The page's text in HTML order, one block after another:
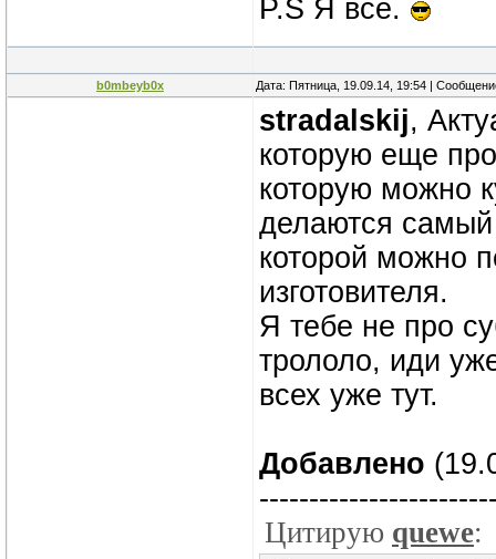
P.S Я все.
b0mbeyb0x Дата: Пятница, 19.09.14, 19:54 |
stradalskij,
которую еще
которую можно
делаются
которой можно
изготовителя.
Я тебе не про
трололо, иди
всех уже тут.
Добавлено
Цитирую quewe: